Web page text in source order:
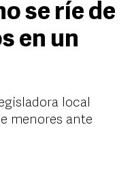
se ríe de
en un
local
menores ante